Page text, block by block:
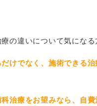
の違いについて気になる
けでなく、施術できる
治療をお望みなら、自